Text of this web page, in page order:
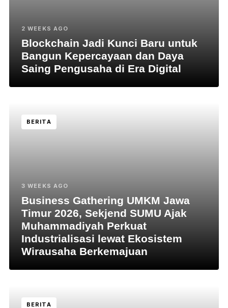
2 WEEKS AGO
Blockchain Jadi Kunci Baru untuk
Bangun Kepercayaan dan Daya
Saing Pengusaha di Era Digital
BERITA
3 WEEKS AGO
Business Gathering UMKM Jawa
Timur 2026, Sekjend SUMU Ajak
Muhammadiyah Perkuat
Industrialisasi lewat Ekosistem
Wirausaha Berkemajuan
BERITA